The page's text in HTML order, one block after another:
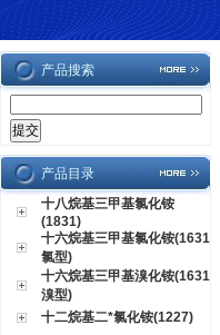
产品搜索
产品目录
十八烷基三甲基氯化铵
(1831)
十六烷基三甲基氯化铵(1631
氯型)
十六烷基三甲基溴化铵(1631
溴型)
十二烷基二*氯化铵(1227)